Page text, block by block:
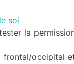
soi
la
frontal/occipital